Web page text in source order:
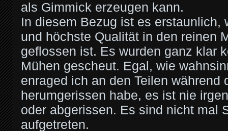
als Gimmick erzeugen kann.
In diesem Bezug ist es erstaunlich,
und höchste Qualität in den reinen
geflossen ist. Es wurden ganz klar
Mühen gescheut. Egal, wie
enraged ich an den Teilen während
herumgerissen habe, es ist nie
oder abgerissen. Es sind nicht mal
aufgetreten.